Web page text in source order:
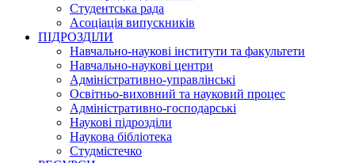
Студентська рада
Асоціація випускників
ПІДРОЗДІЛИ
Навчально-наукові інститути та факультети
Навчально-наукові центри
Адміністративно-управлінські
Освітньо-виховний та науковий процес
Адміністративно-господарські
Наукові підрозділи
Наукова бібліотека
Студмістечко